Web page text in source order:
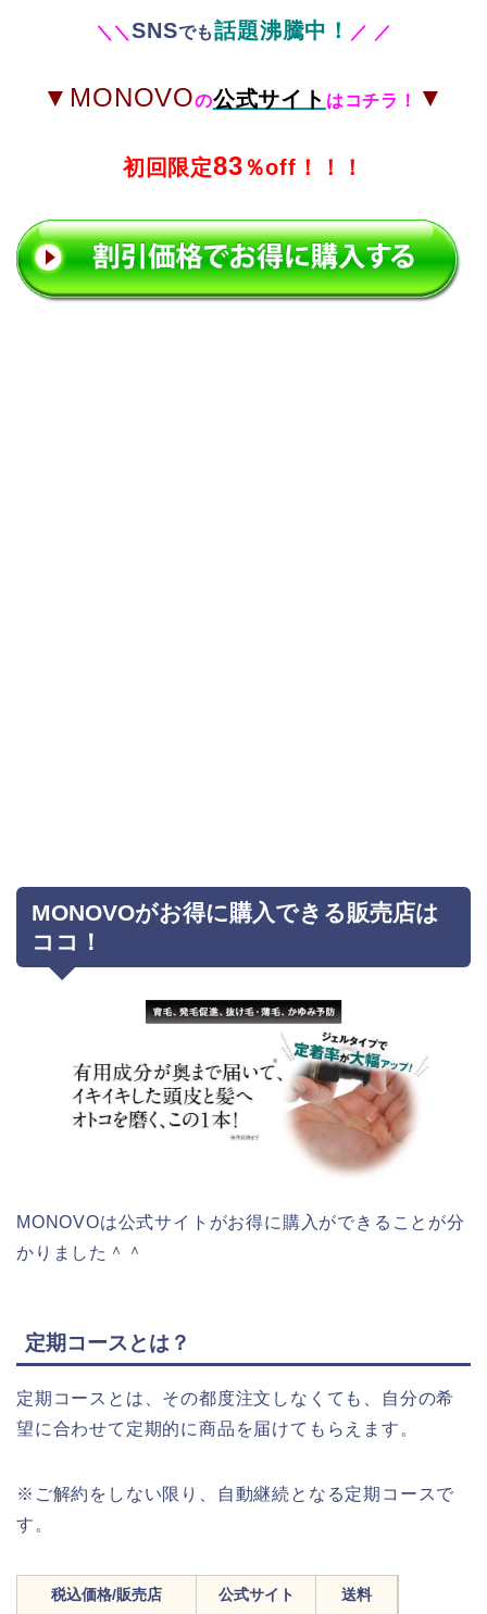
＼ ＼SNSでも話題沸騰中！ ／ ／
▼MONOVOの公式サイト はコチラ！ ▼
初回限定83 ％off！！！
MONOVOがお得に購入できる販売店は
ココ！
MONOVOは公式サイトがお得に購入ができることが分
かりました＾＾
定期コースとは？
定期コースとは、その都度注文しなくても、自分の希
望に合わせて定期的に商品を届けてもらえます。
※ご解約をしない限り、自動継続となる定期コースで
す。
税込価格/販売店 公式サイト 送料